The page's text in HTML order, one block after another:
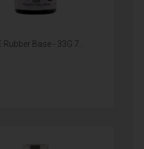
Rubber Base - 33G 7...